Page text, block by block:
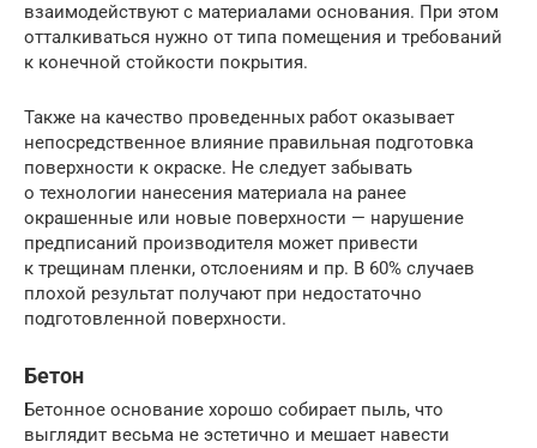
взаимодействуют с материалами основания. При этом
отталкиваться нужно от типа помещения и требований
к конечной стойкости покрытия.
Также на качество проведенных работ оказывает
непосредственное влияние правильная подготовка
поверхности к окраске. Не следует забывать
о технологии нанесения материала на ранее
окрашенные или новые поверхности — нарушение
предписаний производителя может привести
к трещинам пленки, отслоениям и пр. В 60% случаев
плохой результат получают при недостаточно
подготовленной поверхности.
Бетон
Бетонное основание хорошо собирает пыль, что
выглядит весьма не эстетично и мешает навести